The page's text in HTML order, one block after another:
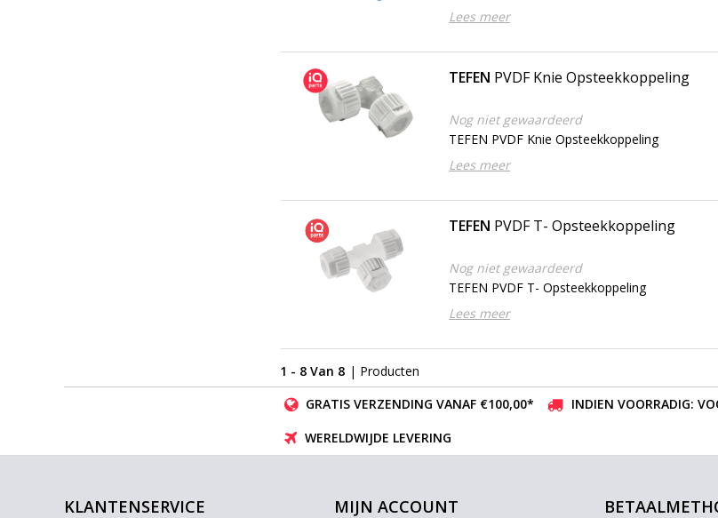
Lees meer
TEFEN PVDF Knie Opsteekkoppeling
Nog niet gewaardeerd
TEFEN PVDF Knie Opsteekkoppeling
Lees meer
TEFEN PVDF T- Opsteekkoppeling
Nog niet gewaardeerd
TEFEN PVDF T- Opsteekkoppeling
Lees meer
1 - 8 Van 8 | Producten
GRATIS VERZENDING VANAF €100,00*
INDIEN VOORRADIG:
WERELDWIJDE LEVERING
KLANTENSERVICE MIJN ACCOUNT